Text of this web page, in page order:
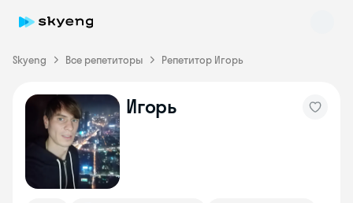
Skyeng Все репетиторы Репетитор Игорь
Игорь
Skyeng Chat
online